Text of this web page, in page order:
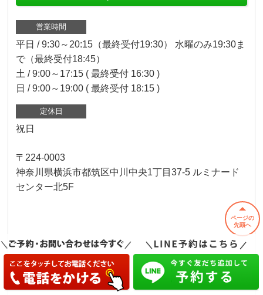
営業時間
平日 / 9:30～20:15（最終受付19:30） 水曜のみ19:30ま
で（最終受付18:45）
土 / 9:00～17:15 ( 最終受付 16:30 )
日 / 9:00～19:00 ( 最終受付 18:15 )
定休日
祝日
〒224-0003
神奈川県横浜市都筑区中川中央1丁目37-5 ルミナード
センター北5F
ページの
先頭へ